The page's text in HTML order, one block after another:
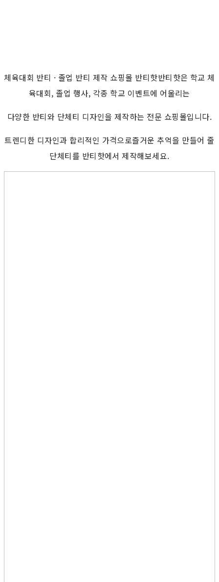
체육대회 반티 · 졸업 반티 제작 쇼핑몰 반티핫반티핫은 학교 체
육대회, 졸업 행사, 각종 학교 이벤트에 어울리는
다양한 반티와 단체티 디자인을 제작하는 전문 쇼핑몰입니다.
트렌디한 디자인과 합리적인 가격으로즐거운 추억을 만들어 줄
단체티를 반티핫에서 제작해보세요.